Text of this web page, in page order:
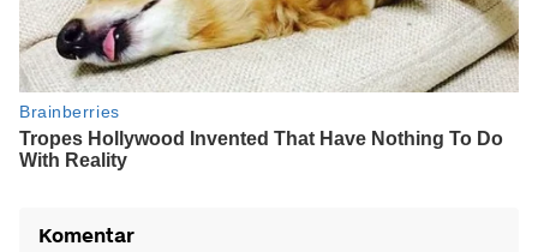
Komentar